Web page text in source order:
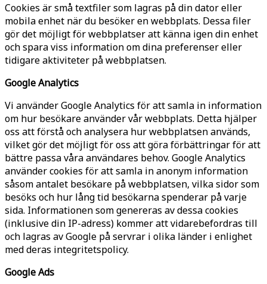
Cookies är små textfiler som lagras på din dator eller
mobila enhet när du besöker en webbplats. Dessa filer
gör det möjligt för webbplatser att känna igen din enhet
och spara viss information om dina preferenser eller
tidigare aktiviteter på webbplatsen.
Google Analytics
Vi använder Google Analytics för att samla in information
om hur besökare använder vår webbplats. Detta hjälper
oss att förstå och analysera hur webbplatsen används,
vilket gör det möjligt för oss att göra förbättringar för att
bättre passa våra användares behov. Google Analytics
använder cookies för att samla in anonym information
såsom antalet besökare på webbplatsen, vilka sidor som
besöks och hur lång tid besökarna spenderar på varje
sida. Informationen som genereras av dessa cookies
(inklusive din IP-adress) kommer att vidarebefordras till
och lagras av Google på servrar i olika länder i enlighet
med deras integritetspolicy.
Google Ads